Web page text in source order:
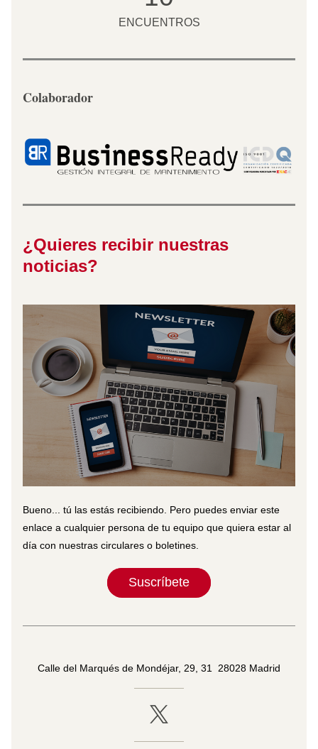
ENCUENTROS
Colaborador
¿Quieres recibir nuestras
noticias?
Bueno... tú las estás recibiendo. Pero puedes enviar este
enlace a cualquier persona de tu equipo que quiera estar al
día con nuestras circulares o boletines.
Suscríbete
Calle del Marqués de Mondéjar, 29, 31  28028 Madrid